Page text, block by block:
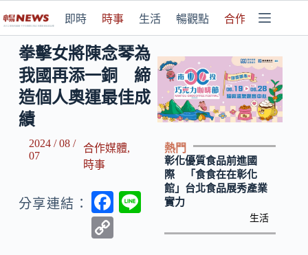
即時 時事 生活 暢觀點 合作媒體
拳擊女將陳念琴為
我國再添一銅 締
造個人奧運最佳成
績
2024 / 08 /
07
合作媒體,
時事
分享連結：
F
熱門
彰化優質食品前進國
際 「食食在在彰化
館」台北食品展秀產業
實力
生活